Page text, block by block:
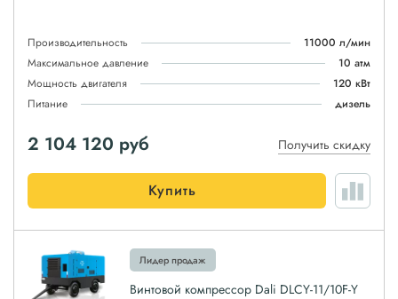
Производительность
11000 л/мин
Максимальное давление
10 атм
Мощность двигателя
120 кВт
Питание
дизель
2 104 120 руб Получить скидку
Купить
Лидер продаж
Винтовой компрессор Dali DLCY-11/10F-Y